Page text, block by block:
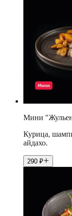
Мини
Курица,
айдахо.
290 ₽